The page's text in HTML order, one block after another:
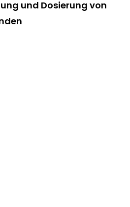
und Dosierung von